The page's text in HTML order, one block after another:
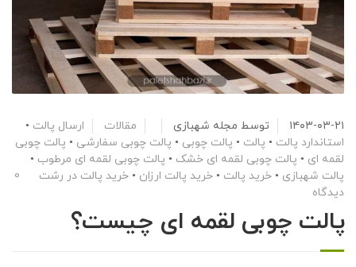
۱۴۰۳-۰۳-۲۱ توسط مجله شهبازی مقالات ارسال پالت •
استاندارد پالت • پالت • پالت چوبی • پالت چوبی سفارشی • پالت چوبی
لقمه ای • پالت چوبی لقمه ای خشک • پالت چوبی لقمه ای مرطوب •
پالت شهبازی • خرید پالت • خرید پالت ارزان • خرید پالت در رشت
0
دیدگاه
پالت چوبی لقمه ای چیست؟